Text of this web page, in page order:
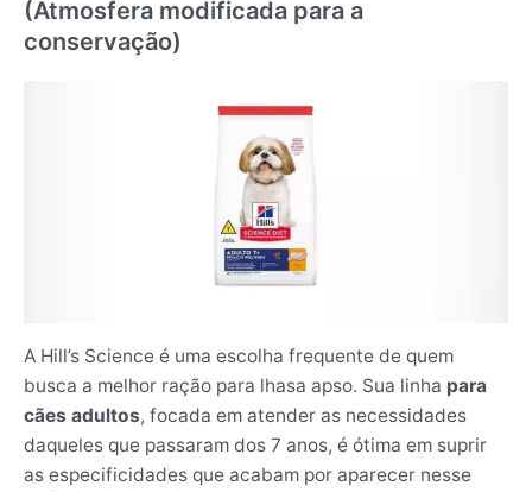
(Atmosfera modificada para a
conservação)
A Hill’s Science é uma escolha frequente de quem
busca a melhor ração para lhasa apso. Sua linha para
cães adultos, focada em atender as necessidades
daqueles que passaram dos 7 anos, é ótima em suprir
as especificidades que acabam por aparecer nesse